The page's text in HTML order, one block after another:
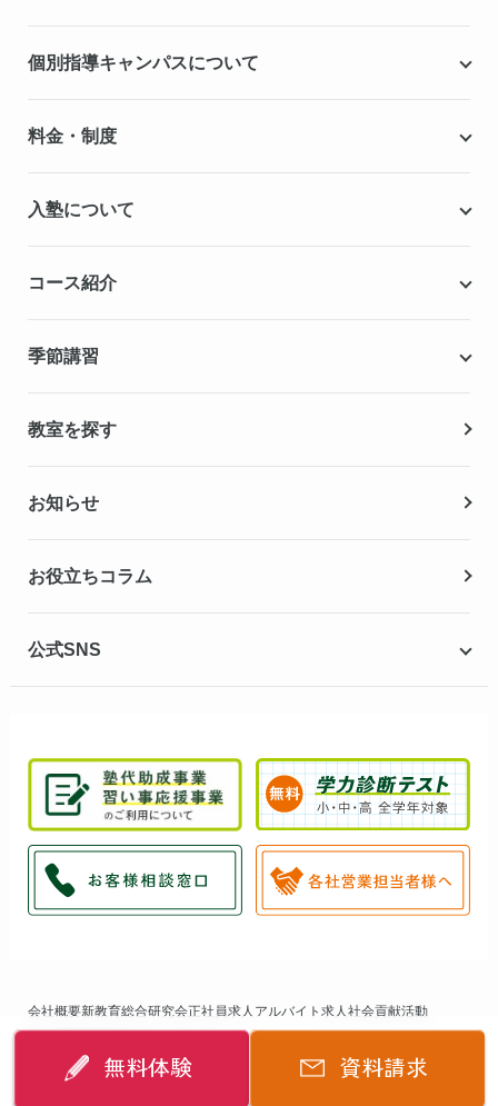
無料体験 資料請求
個別指導キャンパスについて
こだわりの個別指導専用教材
料金・制度
無料学力診断テスト
入塾について
無料体験授業
コース紹介
高校生の個別指導コース
季節講習
冬期講習
教室を探す
お知らせ
お役立ちコラム
公式SNS
会社概要新教育総合研究会正社員求人 アルバイト求人社会貢献活動